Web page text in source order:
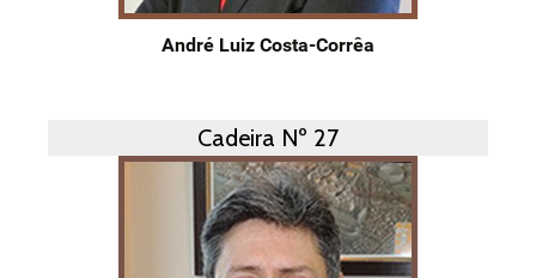
André Luiz Costa-Corrêa
Cadeira Nº 27